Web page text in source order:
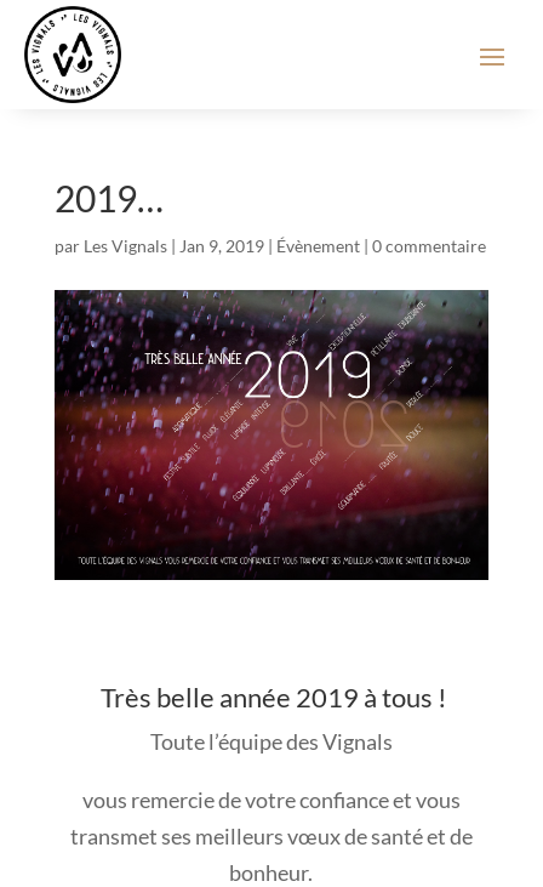
2019…
par Les Vignals| Jan 9, 2019| Évènement| 0 commentaire
Très belle année 2019 à tous !
Toute l’équipe des Vignals
vous remercie de votre confiance et vous
transmet ses meilleurs vœux de santé et de
bonheur.